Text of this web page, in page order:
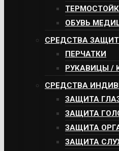
ОБУВЬ
СРЕДСТВА
ПЕРЧАТКИ
РУКАВИЦЫ /
СРЕДСТВА
ЗАЩИТА
ЗАЩИТА
ЗАЩИТА
ЗАЩИТА